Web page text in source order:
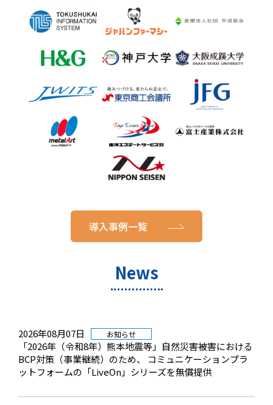
導入事例一覧
News
2026年08月07日 お知らせ
「2026年（令和8年）熊本地震等」自然災害被害における
BCP対策（事業継続）のため、 コミュニケーションプラ
ットフォームの「LiveOn」シリーズを無償提供